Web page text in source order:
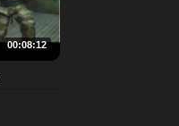
00:08:12